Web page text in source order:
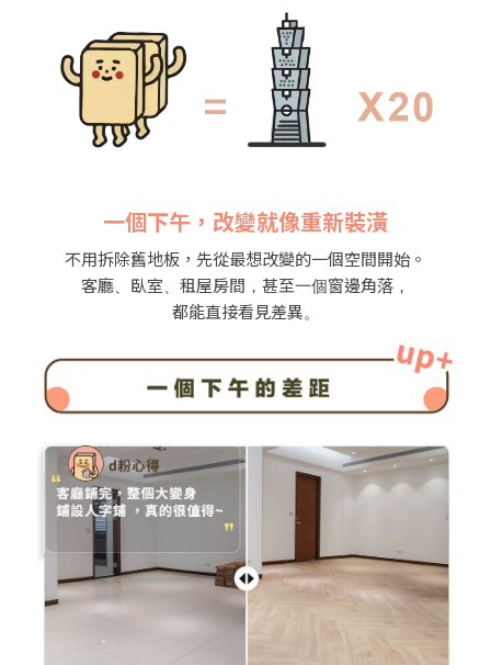
一個下午，改變就像重新裝潢
不用拆除舊地板，先從最想改變的一個空間開始。
客廳、臥室、租屋房間，甚至一個窗邊角落，
都能直接看見差異。